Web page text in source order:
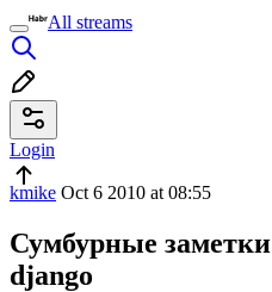
All streams
Login
kmike Oct 6 2010 at 08:55
Сумбурные
django